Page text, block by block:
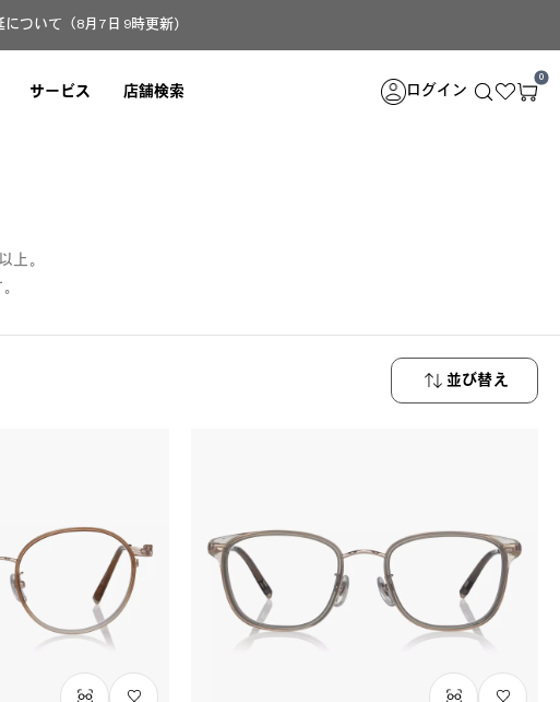
ついて（8月7日 9時更新）
サービス 店舗検索 ログイン
0
上。
並び替え